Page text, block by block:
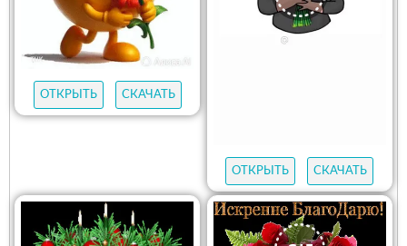
ОТКРЫТЬ СКАЧАТЬ
ОТКРЫТЬ СКАЧАТЬ